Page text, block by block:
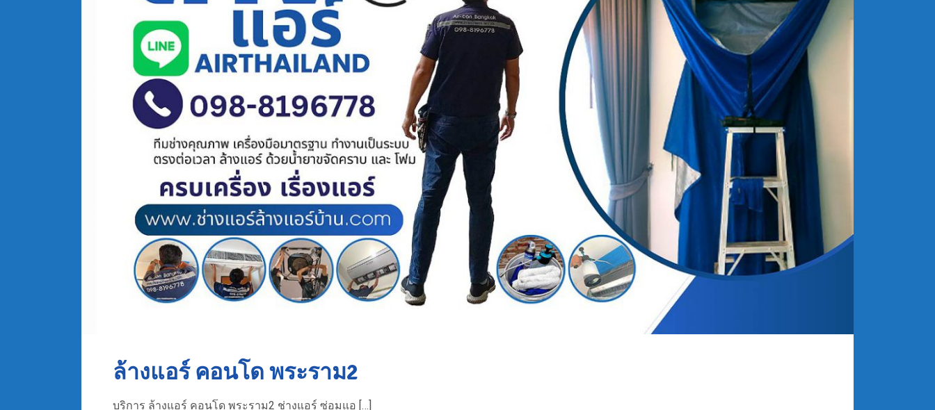
ล้างแอร์ คอนโด พระราม2
บริการ ล้างแอร์ คอนโด พระราม2 ช่างแอร์ ซ่อมแอ […]